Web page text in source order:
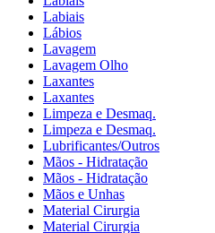
Labiais
Lábios
Lavagem
Lavagem Olho
Laxantes
Laxantes
Limpeza e Desmaq.
Limpeza e Desmaq.
Lubrificantes/Outros
Mãos - Hidratação
Mãos - Hidratação
Mãos e Unhas
Material Cirurgia
Material Cirurgia